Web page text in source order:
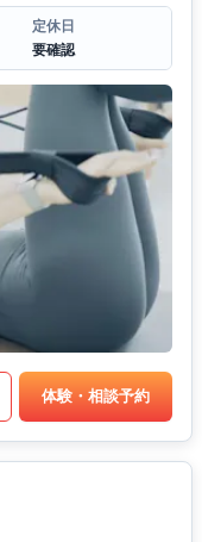
定休日
要確認
体験・相談予約